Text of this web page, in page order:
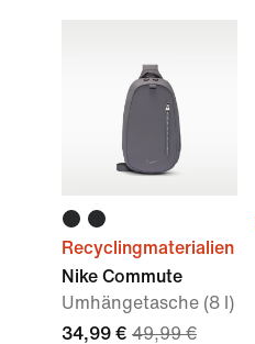
Recyclingmaterialien
Nike Commute
Umhängetasche (8 l)
34,99 € 49,99 €